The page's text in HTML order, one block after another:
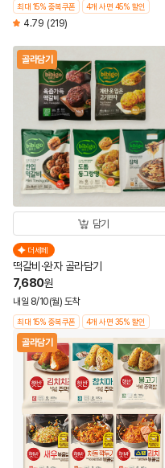
최대 15% 중복쿠폰 4개 사면 45% 할인
4.79 (219)
골라담기
담기
더세페
떡갈비·완자 골라담기
7,680원
내일 8/10(월) 도착
최대 15% 중복쿠폰 4개 사면 35% 할인
골라담기